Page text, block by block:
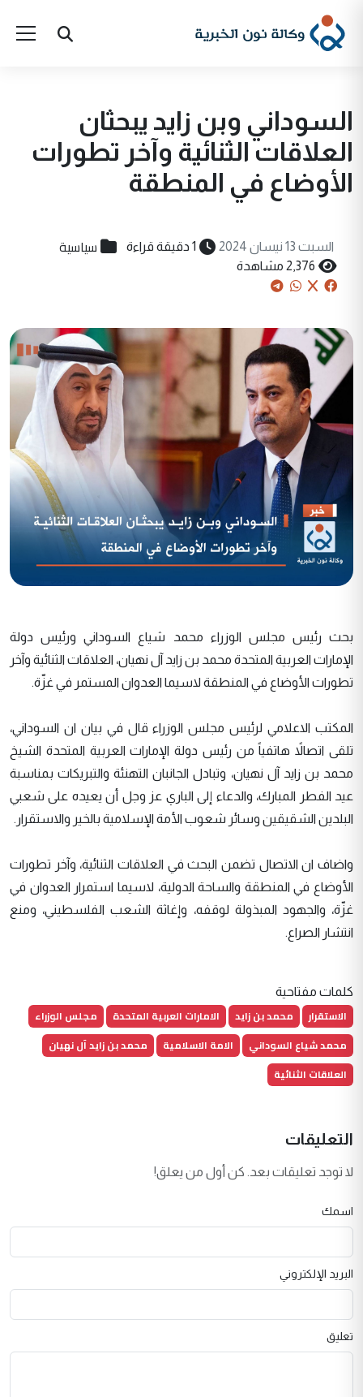
السوداني وبن زايد يبحثان
العلاقات الثنائية وآخر تطورات
الأوضاع في المنطقة
السبت 13 نيسان 2024 1 دقيقة قراءة سياسية
2,376 مشاهدة
بحث رئيس مجلس الوزراء محمد شياع السوداني ورئيس دولة
الإمارات العربية المتحدة محمد بن زايد آل نهيان، العلاقات الثنائية وآخر
تطورات الأوضاع في المنطقة لاسيما العدوان المستمر في غزّة.
المكتب الاعلامي لرئيس مجلس الوزراء قال في بيان ان السوداني،
تلقى اتصالاً هاتفياً من رئيس دولة الإمارات العربية المتحدة الشيخ
محمد بن زايد آل نهيان، وتبادل الجانبان التهنئة والتبريكات بمناسبة
عيد الفطر المبارك، والدعاء إلى الباري عز وجل أن يعيده على شعبي
البلدين الشقيقين وسائر شعوب الأمة الإسلامية بالخير والاستقرار.
واضاف ان الاتصال تضمن البحث في العلاقات الثنائية، وآخر تطورات
الأوضاع في المنطقة والساحة الدولية، لاسيما استمرار العدوان في
غزّة، والجهود المبذولة لوقفه، وإغاثة الشعب الفلسطيني، ومنع
انتشار الصراع.
كلمات مفتاحية
الاستقرار محمد بن زايد الامارات العربية المتحدة
مجلس الوزراء
محمد شياع السوداني
الامة الاسلامية
محمد بن زايد آل نهيان
العلاقات الثنائية
التعليقات
لا توجد تعليقات بعد. كن أول من يعلق!
اسمك
البريد الإلكتروني
تعليق